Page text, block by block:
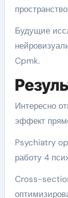
Будущие
Cpmk.
Интересно
эффект
Psychiatry
работу 4
Cross-